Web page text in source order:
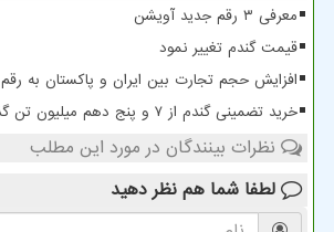
معرفی ۳ رقم جدید آویشن
قیمت گندم تغییر نمود
افزایش حجم تجارت بین ایران و پاکستان به رقم 10 میلیارد دلار
خرید تضمینی گندم از ۷ و پنج دهم میلیون تن گذشت
نظرات بینندگان در مورد این مطلب
لطفا شما هم نظر دهید